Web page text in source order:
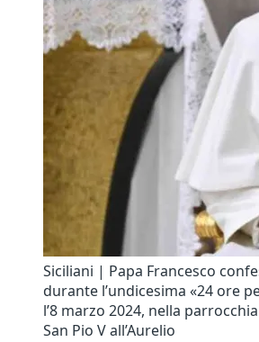
Siciliani | Papa Francesco
durante l’undicesima «24 ore
l’8 marzo 2024, nella
San Pio V all’Aurelio